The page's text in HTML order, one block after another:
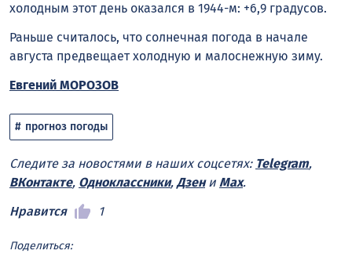
холодным этот день оказался в 1944-м: +6,9 градусов.
Раньше считалось, что солнечная погода в начале
августа предвещает холодную и малоснежную зиму.
Евгений МОРОЗОВ
прогноз погоды
Следите за новостями в наших соцсетях: Telegram,
ВКонтакте, Одноклассники, Дзени Max.
Нравится
1
Поделиться: